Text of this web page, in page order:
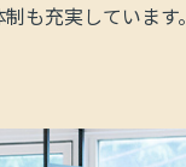
も充実しています。